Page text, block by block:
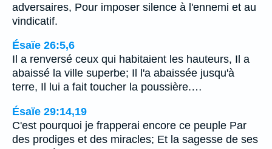
adversaires, Pour imposer silence à l'ennemi et au
vindicatif.
Ésaïe 26:5,6
Il a renversé ceux qui habitaient les hauteurs, Il a
abaissé la ville superbe; Il l'a abaissée jusqu'à
terre, Il lui a fait toucher la poussière.…
Ésaïe 29:14,19
C'est pourquoi je frapperai encore ce peuple Par
des prodiges et des miracles; Et la sagesse de ses